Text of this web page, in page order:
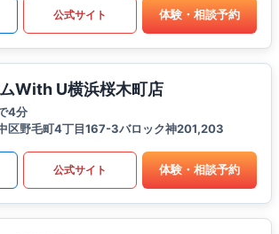
公式サイト 体験・相談予約
With U横浜桜木町店
4分
区野毛町4丁目167-3バロック神201,203
公式サイト 体験・相談予約